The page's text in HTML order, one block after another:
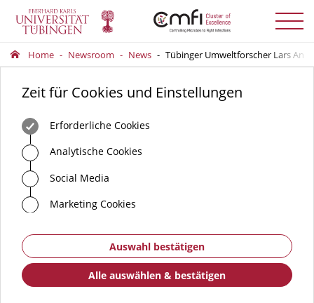
Menü
Home Newsroom News Tübinger Umweltforscher Lars
Zeit für Cookies und Einstellungen
Erforderliche Cookies
Analytische Cookies
Social Media
Marketing Cookies
Auswahl bestätigen
Alle auswählen & bestätigen